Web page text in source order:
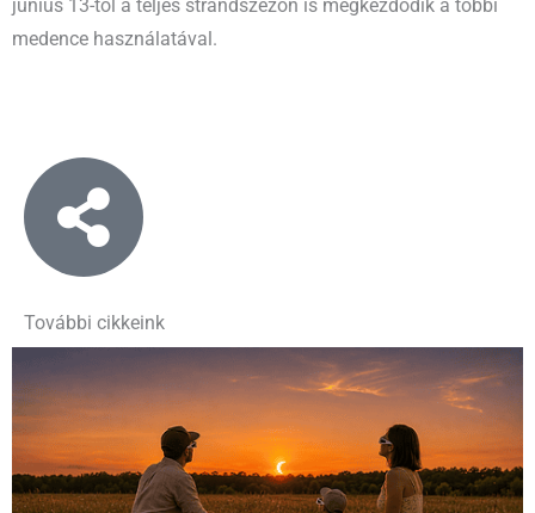
június 13-tól a teljes strandszezon is megkezdődik a többi
medence használatával.
További cikkeink